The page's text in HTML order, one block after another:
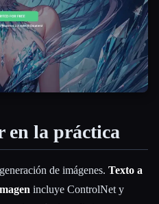
en la práctica
de imágenes. Texto a
incluye ControlNet y